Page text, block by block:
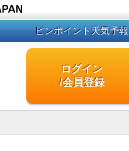
ピンポイント天気予報
ログイン
/会員登録